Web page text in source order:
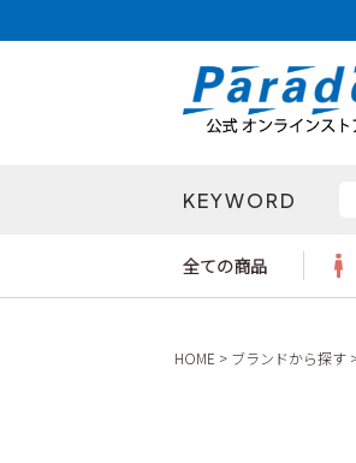
KEYWORD
全ての商品
サンダル
サンダル
サンダル
レディー
レディー
リュック
ケア用品
HOME ブランドから探す